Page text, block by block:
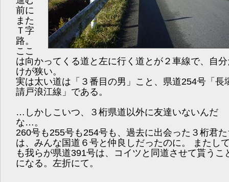
前に
また
Ｔ字
路。
ここ
は向かってくる道と左に行く道とが２車線で、自
けが狭い。
実は太い道は「３番目の男」こと、県道254号「長
請戸浪江線」である。
…しかしこいつ、３桁県道以外に友達いないんだ
な…。
260号も255号も254号も、過去に出会った３桁君
は、みんな国道６号と仲良しだったのに。 またし
も我らが県道391号は、コイツと同道させて貰うこ
になる。左折にて。